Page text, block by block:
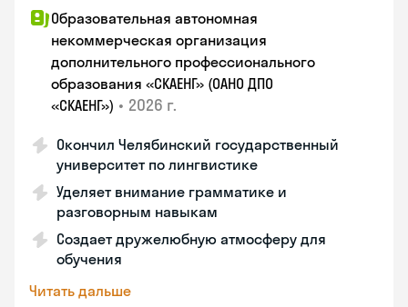
Образовательная автономная
некоммерческая организация
дополнительного профессионального
образования «СКАЕНГ» (ОАНО ДПО
«СКАЕНГ») • 2026 г.
Окончил Челябинский государственный
университет по лингвистике
Уделяет внимание грамматике и
разговорным навыкам
Создает дружелюбную атмосферу для
обучения
Читать дальше